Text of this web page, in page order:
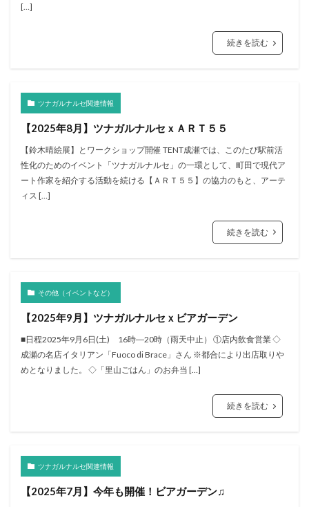
[…]
続きを読む
ツナガルナルセ関連情報
【2025年8月】ツナガルナルセｘＡＲＴ５５
【鈴木晴絵展】とワークショップ開催 TENT成瀬では、このたび駅前活
性化のためのイベント「ツナガルナルセ」の一環として、町田で現代ア
ート作家を紹介する活動を続ける【ＡＲＴ５５】の協力のもと、アーテ
ィス […]
続きを読む
その他（イベントなど）
【2025年9月】ツナガルナルセｘビアガーデン
■日程2025年9月6日(土) 16時―20時（雨天中止） ①店内飲食営業 ◇
成瀬の名店イタリアン「Fuoco di Brace」さん ※都合により出店取りや
めとなりました。 ◇「里山ごはん」のお弁当 […]
続きを読む
ツナガルナルセ関連情報
【2025年7月】今年も開催！ビアガーデン♫